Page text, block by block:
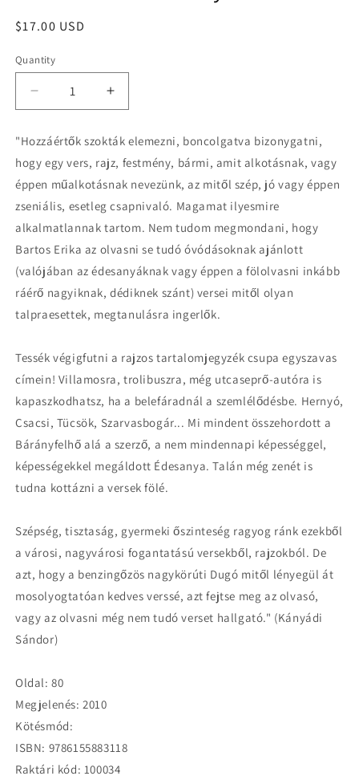
Regular
$17.00 USD
Quantity
Quantity
Decrease
quantity
Bartos
Erika:
Bárányfelhők
Increase
quantity
Bartos
Erika:
Bárányfelhők
"Hozzáértők szokták elemezni, boncolgatva bizonygatni,
hogy egy vers, rajz, festmény, bármi, amit alkotásnak, vagy
éppen műalkotásnak nevezünk, az mitől szép, jó vagy éppen
zseniális, esetleg csapnivaló. Magamat ilyesmire
alkalmatlannak tartom. Nem tudom megmondani, hogy
Bartos Erika az olvasni se tudó óvódásoknak ajánlott
(valójában az édesanyáknak vagy éppen a fölolvasni inkább
ráérő nagyiknak, dédiknek szánt) versei mitől olyan
talpraesettek, megtanulásra ingerlők.
Tessék végigfutni a rajzos tartalomjegyzék csupa egyszavas
címein! Villamosra, trolibuszra, még utcaseprő-autóra is
kapaszkodhatsz, ha a belefáradnál a szemlélődésbe. Hernyó,
Csacsi, Tücsök, Szarvasbogár... Mi mindent összehordott a
Bárányfelhő alá a szerző, a nem mindennapi képességgel,
képességekkel megáldott Édesanya. Talán még zenét is
tudna kottázni a versek fölé.
Szépség, tisztaság, gyermeki őszinteség ragyog ránk ezekből
a városi, nagyvárosi fogantatású versekből, rajzokból. De
azt, hogy a benzingőzös nagykörúti Dugó mitől lényegül át
mosolyogtatóan kedves verssé, azt fejtse meg az olvasó,
vagy az olvasni még nem tudó verset hallgató." (Kányádi
Sándor)
Oldal: 80
Megjelenés: 2010
Kötésmód:
ISBN: 9786155883118
Raktári kód: 100034